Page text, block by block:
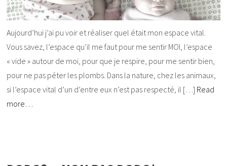
Aujourd’hui j’ai pu voir et réaliser quel était mon espace vital.
Vous savez, l’espace qu’il me faut pour me sentir MOI, l’espace
« vide » autour de moi, pour que je respire, pour me sentir bien,
pour ne pas péter les plombs. Dans la nature, chez les animaux,
si l’espace vital d’un d’entre eux n’est pas respecté, il […] Read
more…